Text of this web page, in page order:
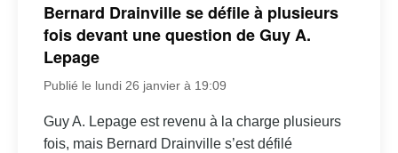
Bernard Drainville se défile à plusieurs
fois devant une question de Guy A.
Lepage
Publié le lundi 26 janvier à 19:09
Guy A. Lepage est revenu à la charge plusieurs
fois, mais Bernard Drainville s’est défilé